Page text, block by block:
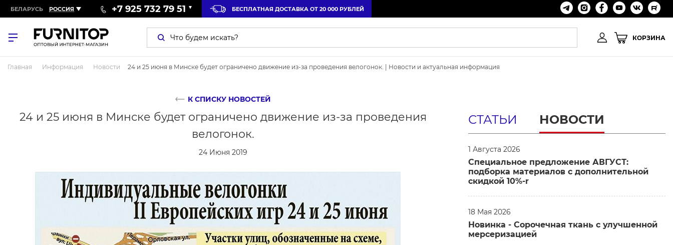
БЕЛАРУСЬ РОССИЯ +7 925 732 79 51 БЕСПЛАТНАЯ ДОСТАВКА ОТ 20 000 РУБЛЕЙ
КОРЗИНА
Главная Информация Новости 24 и 25 июня в Минске будет ограничено движение из-за проведения велогонок. | Новости и актуальная информация
К СПИСКУ НОВОСТЕЙ
24 и 25 июня в Минске будет ограничено движение из-за проведения
велогонок.
24 Июня 2019
СТАТЬИ НОВОСТИ
1 Августа 2026
Специальное предложение АВГУСТ:
подборка материалов с дополнительной
скидкой 10%-r
18 Мая 2026
Новинка - Сорочечная ткань c улучшенной
мерсеризацией